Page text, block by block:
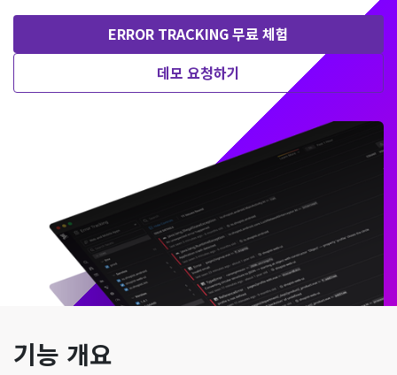
ERROR TRACKING 무료 체험
데모 요청하기
기능 개요